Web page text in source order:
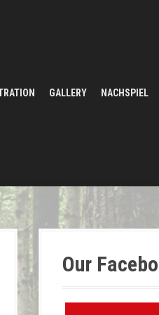
GALLERY NACHSPIEL
Our